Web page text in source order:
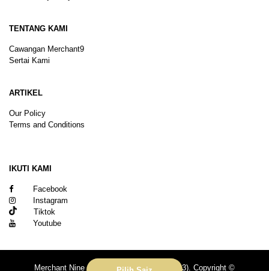
TENTANG KAMI
Cawangan Merchant9
Sertai Kami
ARTIKEL
Our Policy
Terms and Conditions
IKUTI KAMI
Facebook
Instagram
Tiktok
Youtube
Merchant Nine Sdn Bhd (No. 201601039113). Copyright ©